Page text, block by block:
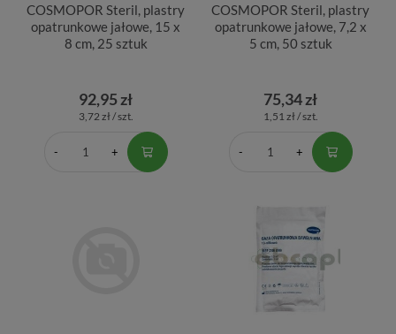
COSMOPOR Steril, plastry
opatrunkowe jałowe, 15 x
8 cm, 25 sztuk
92,95 zł
3,72 zł / szt.
COSMOPOR Steril, plastry
opatrunkowe jałowe, 7,2 x
5 cm, 50 sztuk
75,34 zł
1,51 zł / szt.